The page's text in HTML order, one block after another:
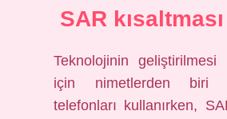
SAR
Teknolojinin
için nimetlerden biri
telefonları kullanırken,